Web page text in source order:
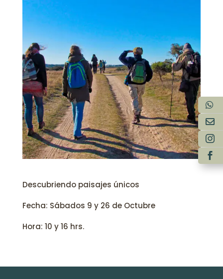
Descubriendo paisajes únicos
Fecha: Sábados 9 y 26 de Octubre
Hora: 10 y 16 hrs.